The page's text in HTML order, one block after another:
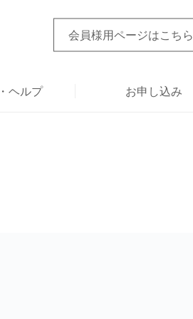
会員様用ページはこちら
ヘルプ お申し込み